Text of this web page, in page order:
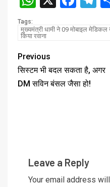
Tags:
मुख्यमंत्री धामी ने 09 मोबाइल
किया रवाना
Previous
सिस्टम भी बदल सकता है, अगर
DM सविन बंसल जैसा हो!
Leave a Reply
Your email address